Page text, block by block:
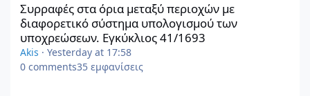
Συρραφές στα όρια μεταξύ περιοχών με
διαφορετικό σύστημα υπολογισμού των
υποχρεώσεων. Εγκύκλιος 41/1693
Akis · Yesterday at 17:58
0 comments35 εμφανίσεις